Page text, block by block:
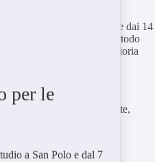
per le
a San Polo e dal 7
e donne e ragazzi, a partire dai 14
caratteristica, perché il metodo
anche alla miglioria
coloro che soffrono di
con delle piccole
è comunque presente,